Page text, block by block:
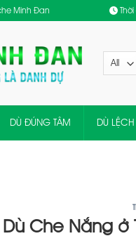
Minh Đan
DÙ ĐÚNG TÂM DÙ
Che Nắng ở